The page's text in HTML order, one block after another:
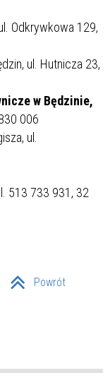
Odkrywkowa 129,
ul. Hutnicza 23,
w Będzinie,
006
ul.
513 733 931, 32
Powrót